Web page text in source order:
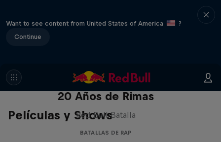
Want to see content from United States of America
?
Continue
Películas y Shows
Red Bull Batalla Nueva Historia:
20 Años de Rimas
Red Bull Batalla
BATALLAS DE RAP